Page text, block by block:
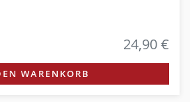
24,90 €
WARENKORB